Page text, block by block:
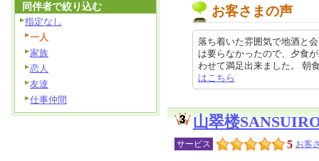
お客さまの声
落ち着いた雰囲気で地酒と
は要らなかったので、夕食
わせて満足出来ました。
はこちら
山翠楼
サービス 5 お客
同伴者で絞り込む
指定なし
一人
家族
恋人
友達
仕事仲間